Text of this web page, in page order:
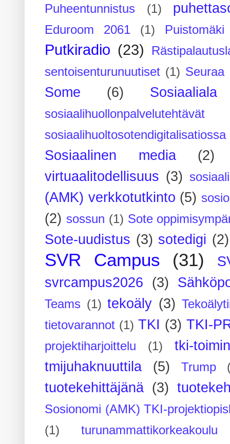
Puheentunnistus
(1)
Eduroom 2061 (1)
Putkiradio (23)
sentoisenturunuutiset (1) Seuraa
Some (6) Sosiaaliala
sosiaalihuollonpalvelutehtävät
sosiaalihuoltosotendigitalisatiossa
Sosiaalinen media
(2)
virtuaalitodellisuus (3)
(AMK) verkkotutkinto (5)
(2) sossun (1) Sote
Sote-uudistus (3) sotedigi (2)
SVR Campus (31)
svrcampus2026
(3)
Teams (1) tekoäly (3)
tietovarannot (1) TKI (3) TKI-
projektiharjoittelu (1)
tki-
tmijuhaknuuttila
(5) Trump
tuotekehittäjänä (3)
Sosionomi (AMK) TKI-
(1)
turunammattikorkeakoulu